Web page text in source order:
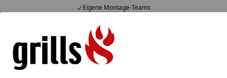
Eigene Montage-Teams
Mo-Fr. 8-16 Uhr 15.830 Bewertungen
Alle Produkte
Alle ProdukteMarken